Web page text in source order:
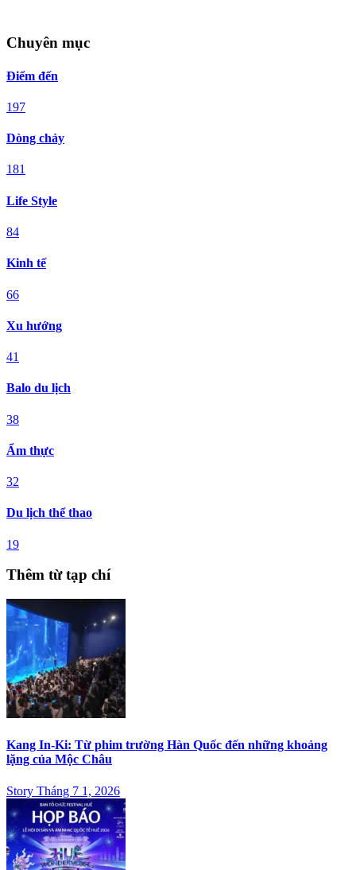
Chuyên mục
Điểm đến
197
Dòng chảy
181
Life Style
84
Kinh tế
66
Xu hướng
41
Balo du lịch
38
Ẩm thực
32
Du lịch thể thao
19
Thêm từ tạp chí
Kang In-Ki: Từ phim trường Hàn Quốc đến những khoảng
lặng của Mộc Châu
Story Tháng 7 1, 2026